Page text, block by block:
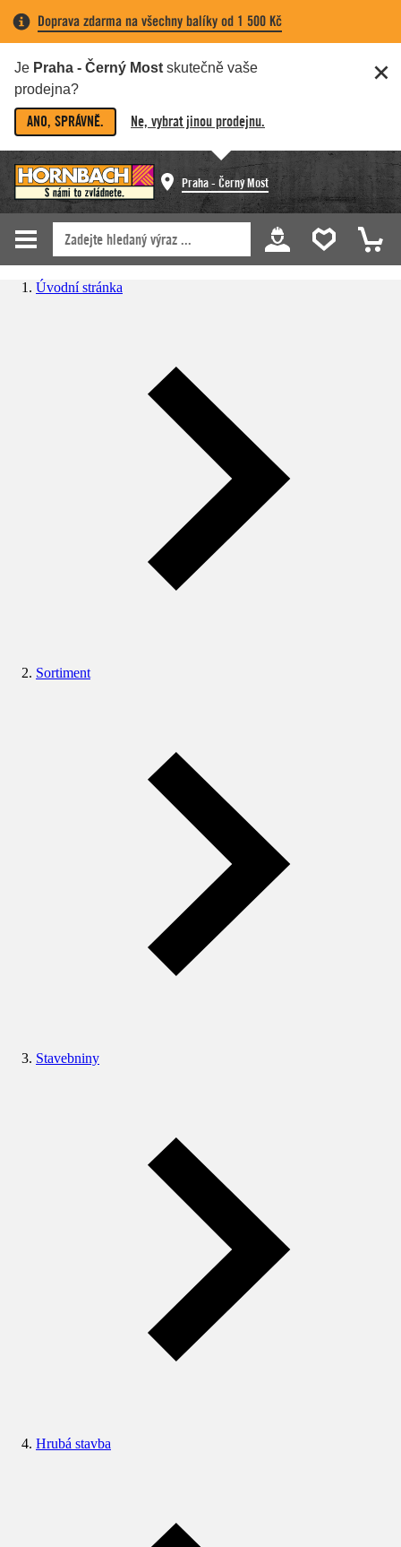
Doprava zdarma na všechny balíky od 1 500 Kč
Je Praha - Černý Most skutečně vaše
prodejna?
ANO, SPRÁVNĚ. Ne, vybrat jinou prodejnu.
Praha - Černý Most
Úvodní stránka
Sortiment
Stavebniny
Hrubá stavba